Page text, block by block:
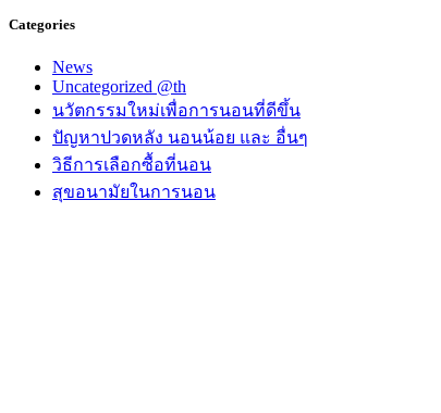
Categories
News
Uncategorized @th
นวัตกรรมใหม่เพื่อการนอนที่ดีขึ้น
ปัญหาปวดหลัง นอนน้อย และ อื่นๆ
วิธีการเลือกซื้อที่นอน
สุขอนามัยในการนอน